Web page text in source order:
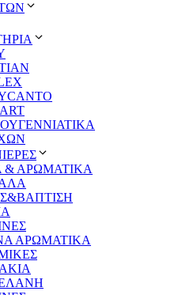
& ΑΡΩΜΑΤΙΚΑ
ΑΡΩΜΑΤΙΚΑ